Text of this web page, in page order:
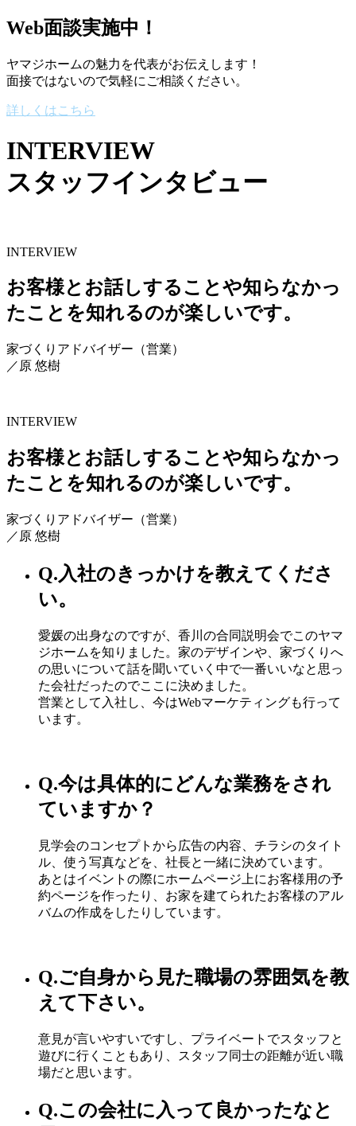
Web面談実施中！
ヤマジホームの魅力を代表がお伝えします！
面接ではないので気軽にご相談ください。
詳しくはこちら
INTERVIEW
スタッフインタビュー
INTERVIEW
お客様とお話しすることや知らなかっ
たことを知れるのが楽しいです。
家づくりアドバイザー（営業）
／ 原 悠樹
INTERVIEW
お客様とお話しすることや知らなかっ
たことを知れるのが楽しいです。
家づくりアドバイザー（営業）
／ 原 悠樹
Q.入社のきっかけを教えてくださ
い。
愛媛の出身なのですが、香川の合同説明会でこのヤマ
ジホームを知りました。家のデザインや、家づくりへ
の思いについて話を聞いていく中で一番いいなと思っ
た会社だったのでここに決めました。
営業として入社し、今はWebマーケティングも行って
います。
Q.今は具体的にどんな業務をされ
ていますか？
見学会のコンセプトから広告の内容、チラシのタイト
ル、使う写真などを、社長と一緒に決めています。
あとはイベントの際にホームページ上にお客様用の予
約ページを作ったり、お家を建てられたお客様のアル
バムの作成をしたりしています。
Q.ご自身から見た職場の雰囲気を教
えて下さい。
意見が言いやすいですし、プライベートでスタッフと
遊びに行くこともあり、スタッフ同士の距離が近い職
場だと思います。
Q.この会社に入って良かったなと